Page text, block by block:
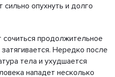
опухнуть и долго
продолжительное
Нередко после
тела и ухудшается
нападет несколько